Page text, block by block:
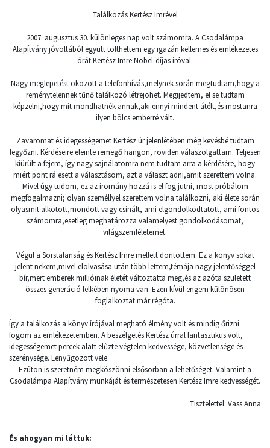
Találkozás Kertész Imrével
2007. augusztus 30. különleges nap volt számomra. A Csodalámpa
Alapítvány jóvoltából együtt tölthettem egy igazán kellemes és emlékezetes
órát Kertész Imre Nobel-díjas íróval.
Nagy meglepetést okozott a telefonhívás,melynek során megtudtam,hogy a
reménytelennek tűnő találkozó létrejöhet. Megijedtem, el se tudtam
képzelni,hogy mit mondhatnék annak,aki ennyi mindent átélt,és mostanra
ilyen bölcs emberré vált.
Zavaromat és idegességemet Kertész úr jelenlétében még kevésbé tudtam
legyőzni. Kérdéseire eleinte remegő hangon, röviden válaszolgattam. Teljesen
kiürült a fejem, így nagy sajnálatomra nem tudtam arra a kérdésére, hogy
miért pont rá esett a választásom, azt a választ adni,amit szerettem volna.
Mivel úgy tudom, ez az iromány hozzá is el fog jutni, most próbálom
megfogalmazni; olyan személlyel szerettem volna találkozni, aki élete során
olyasmit alkotott,mondott vagy csinált, ami elgondolkodtatott, ami fontos
számomra,esetleg meghatározza valamelyest gondolkodásomat,
világszemléletemet.
Végül a Sorstalanság és Kertész Imre mellett döntöttem. Ez a könyv sokat
jelent nekem,mivel elolvasása után több lettem,témája nagy jelentőséggel
bír,mert emberek millióinak életét változtatta meg,és az azóta született
összes generáció lelkében nyoma van. Ezen kívül engem különösen
foglalkoztat már régóta.
Így a találkozás a könyv írójával megható élmény volt és mindig őrizni
fogom az emlékezetemben. A beszélgetés Kertész úrral fantasztikus volt,
idegességemet percek alatt elűzte végtelen kedvessége, közvetlensége és
szerénysége. Lenyűgözött vele.
Ezúton is szeretném megköszönni elsősorban a lehetőséget. Valamint a
Csodalámpa Alapítvány munkáját és természetesen Kertész Imre kedvességét.
Tisztelettel: Vass Anna
És ahogyan mi láttuk: